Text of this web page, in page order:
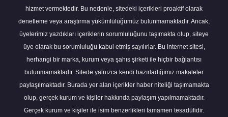
hizmet vermektedir. Bu nedenle, sitedeki içerikleri proaktif olarak
denetleme veya araştırma yükümlülüğümüz bulunmamaktadır. Ancak,
üyelerimiz yazdıkları içeriklerin sorumluluğunu taşımakta olup, siteye
üye olarak bu sorumluluğu kabul etmiş sayılırlar. Bu internet sitesi,
herhangi bir marka, kurum veya şahıs şirketi ile hiçbir bağlantısı
bulunmamaktadır. Sitede yalnızca kendi hazırladığımız makaleler
paylaşılmaktadır. Burada yer alan içerikler haber niteliği taşımamakta
olup, gerçek kurum ve kişiler hakkında paylaşım yapılmamaktadır.
Gerçek kurum ve kişiler ile isim benzerlikleri tamamen tesadüfidir.